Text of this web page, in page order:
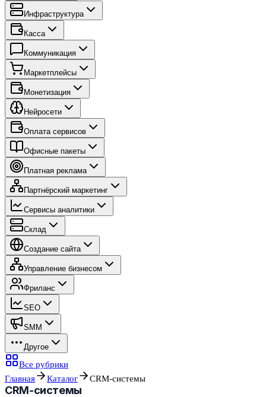
Инфраструктура
Касса
Коммуникация
Маркетплейсы
Монетизация
Нейросети
Оплата сервисов
Офисные пакеты
Платная реклама
Партнёрский маркетинг
Сервисы аналитики
Склад
Создание сайта
Управление бизнесом
Фриланс
SEO
SMM
Другое
Все рубрики
Главная
Каталог CRM-системы
CRM-системы